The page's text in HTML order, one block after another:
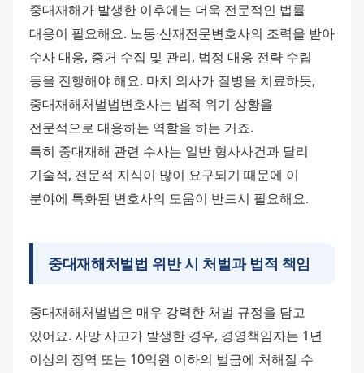
중대재해가 발생한 이후에는 더욱 전문적인 법률
대응이 필요해요. 노동·산재전문변호사의 조력을 받아
수사 대응, 증거 수집 및 관리, 법정 대응 전략 수립
등을 진행해야 해요. 마치 의사가 질병을 치료하듯,
중대재해처벌법변호사는 법적 위기 상황을
전문적으로 대응하는 역할을 하는 거죠.
특히 중대재해 관련 수사는 일반 형사사건과 달리
기술적, 전문적 지식이 많이 요구되기 때문에 이
분야에 특화된 변호사의 도움이 반드시 필요해요.
중대재해처벌법 위반 시 처벌과 법적 책임
중대재해처벌법은 매우 강력한 처벌 규정을 담고
있어요. 사망 사고가 발생한 경우, 경영책임자는 1년
이상의 징역 또는 10억원 이하의 벌금에 처해질 수